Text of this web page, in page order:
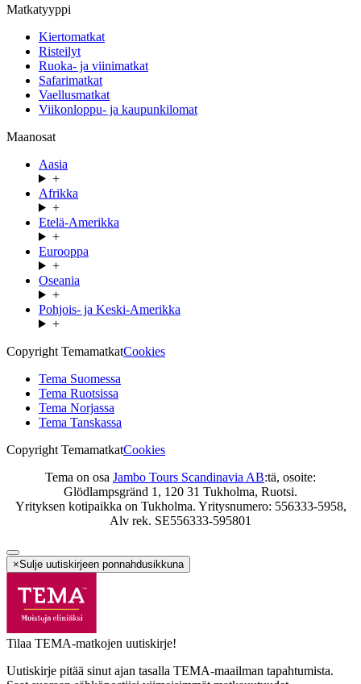
Matkatyyppi
Kiertomatkat
Risteilyt
Ruoka- ja viinimatkat
Safarimatkat
Vaellusmatkat
Viikonloppu- ja kaupunkilomat
Maanosat
Aasia
+
Afrikka
+
Etelä-Amerikka
+
Eurooppa
+
Oseania
+
Pohjois- ja Keski-Amerikka
+
Copyright TemamatkatCookies
Tema Suomessa
Tema Ruotsissa
Tema Norjassa
Tema Tanskassa
Copyright TemamatkatCookies
Tema on osa Jambo Tours Scandinavia AB:tä, osoite:
Glödlampsgränd 1, 120 31 Tukholma, Ruotsi.
Yrityksen kotipaikka on Tukholma. Yritysnumero: 556333-5958,
Alv rek. SE556333-595801
×Sulje uutiskirjeen ponnahdusikkuna
Tilaa TEMA-matkojen uutiskirje!
Uutiskirje pitää sinut ajan tasalla TEMA-maailman tapahtumista.